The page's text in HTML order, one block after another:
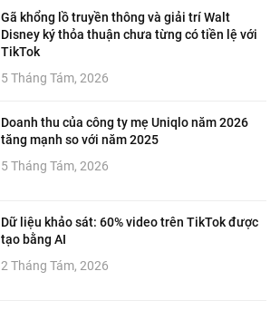
Gã khổng lồ truyền thông và giải trí Walt
Disney ký thỏa thuận chưa từng có tiền lệ với
TikTok
5 Tháng Tám, 2026
Doanh thu của công ty mẹ Uniqlo năm 2026
tăng mạnh so với năm 2025
5 Tháng Tám, 2026
Dữ liệu khảo sát: 60% video trên TikTok được
tạo bằng AI
2 Tháng Tám, 2026